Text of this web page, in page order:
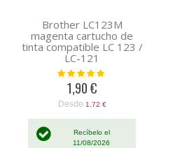
Brother LC123M
magenta cartucho de
tinta compatible LC 123 /
LC-121
Valoración:
1,90 €
Desde 1,72 €
Recíbelo el
11/08/2026